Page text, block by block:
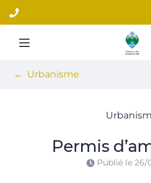
Aller
au
contenu
Urbanisme
Permis
Publié le 26/